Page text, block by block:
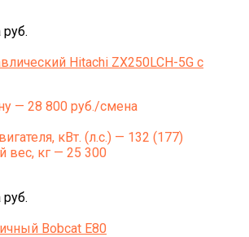
Hitachi ZX250LCH-5G с
— 28 800 руб./смена
кВт. (л.с.) — 132 (177)
вес, кг — 25 300
Bobcat E80